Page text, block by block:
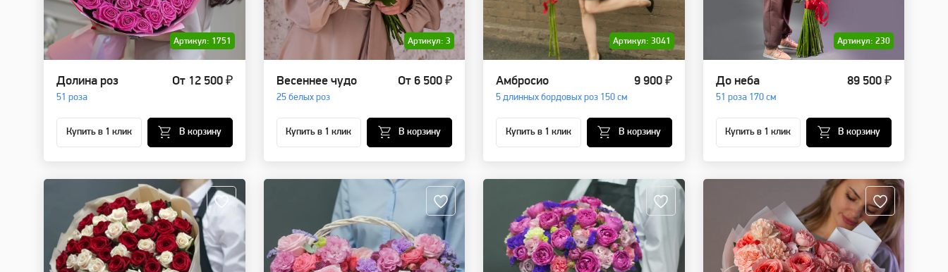
Артикул: 1751
Долина роз
51 роза
От 12 500 ₽
Купить в 1 клик В корзину
Артикул: 3
Весеннее чудо
25 белых роз
От 6 500 ₽
Купить в 1 клик В корзину
Артикул: 3041
Амбросио
5 длинных бордовых роз 150 см
9 900 ₽
Купить в 1 клик В корзину
Артикул: 230
До неба
51 роза 170 см
89 500 ₽
Купить в 1 клик В корзину